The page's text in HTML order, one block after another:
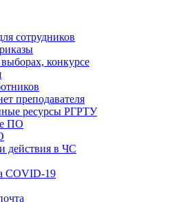
сотрудников
конкурсе
преподавателя
ресурсы РГРТУ
ПО
действия в ЧС
COVID-19